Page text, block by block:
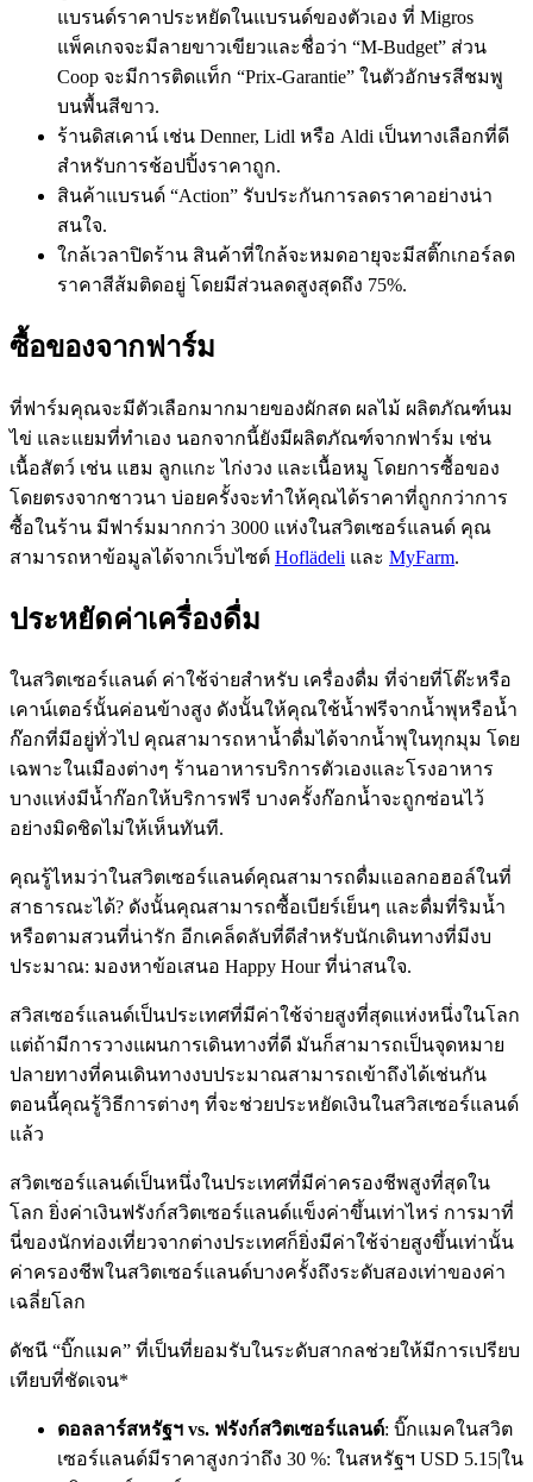
แบรนด์ราคาประหยัดในแบรนด์ของตัวเอง ที่ Migros
แพ็คเกจจะมีลายขาวเขียวและชื่อว่า “M-Budget” ส่วน
Coop จะมีการติดแท็ก “Prix-Garantie” ในตัวอักษรสีชมพู
บนพื้นสีขาว.
ร้านดิสเคาน์ เช่น Denner, Lidl หรือ Aldi เป็นทางเลือกที่ดี
สำหรับการช้อปปิ้งราคาถูก.
สินค้าแบรนด์ “Action” รับประกันการลดราคาอย่างน่า
สนใจ.
ใกล้เวลาปิดร้าน สินค้าที่ใกล้จะหมดอายุจะมีสติ๊กเกอร์ลด
ราคาสีส้มติดอยู่ โดยมีส่วนลดสูงสุดถึง 75%.
ซื้อของจากฟาร์ม
ที่ฟาร์มคุณจะมีตัวเลือกมากมายของผักสด ผลไม้ ผลิตภัณฑ์นม
ไข่ และแยมที่ทำเอง นอกจากนี้ยังมีผลิตภัณฑ์จากฟาร์ม เช่น
เนื้อสัตว์ เช่น แฮม ลูกแกะ ไก่งวง และเนื้อหมู โดยการซื้อของ
โดยตรงจากชาวนา บ่อยครั้งจะทำให้คุณได้ราคาที่ถูกกว่าการ
ซื้อในร้าน มีฟาร์มมากกว่า 3000 แห่งในสวิตเซอร์แลนด์ คุณ
สามารถหาข้อมูลได้จากเว็บไซต์ Hoflädeli และ MyFarm.
ประหยัดค่าเครื่องดื่ม
ในสวิตเซอร์แลนด์ ค่าใช้จ่ายสำหรับ เครื่องดื่ม ที่จ่ายที่โต๊ะหรือ
เคาน์เตอร์นั้นค่อนข้างสูง ดังนั้นให้คุณใช้น้ำฟรีจากน้ำพุหรือน้ำ
ก๊อกที่มีอยู่ทั่วไป คุณสามารถหาน้ำดื่มได้จากน้ำพุในทุกมุม โดย
เฉพาะในเมืองต่างๆ ร้านอาหารบริการตัวเองและโรงอาหาร
บางแห่งมีน้ำก๊อกให้บริการฟรี บางครั้งก๊อกน้ำจะถูกซ่อนไว้
อย่างมิดชิดไม่ให้เห็นทันที.
คุณรู้ไหมว่าในสวิตเซอร์แลนด์คุณสามารถดื่มแอลกอฮอล์ในที่
สาธารณะได้? ดังนั้นคุณสามารถซื้อเบียร์เย็นๆ และดื่มที่ริมน้ำ
หรือตามสวนที่น่ารัก อีกเคล็ดลับที่ดีสำหรับนักเดินทางที่มีงบ
ประมาณ: มองหาข้อเสนอ Happy Hour ที่น่าสนใจ.
สวิสเซอร์แลนด์เป็นประเทศที่มีค่าใช้จ่ายสูงที่สุดแห่งหนึ่งในโลก
แต่ถ้ามีการวางแผนการเดินทางที่ดี มันก็สามารถเป็นจุดหมาย
ปลายทางที่คนเดินทางงบประมาณสามารถเข้าถึงได้เช่นกัน
ตอนนี้คุณรู้วิธีการต่างๆ ที่จะช่วยประหยัดเงินในสวิสเซอร์แลนด์
แล้ว
สวิตเซอร์แลนด์เป็นหนึ่งในประเทศที่มีค่าครองชีพสูงที่สุดใน
โลก ยิ่งค่าเงินฟรังก์สวิตเซอร์แลนด์แข็งค่าขึ้นเท่าไหร่ การมาที่
นี่ของนักท่องเที่ยวจากต่างประเทศก็ยิ่งมีค่าใช้จ่ายสูงขึ้นเท่านั้น
ค่าครองชีพในสวิตเซอร์แลนด์บางครั้งถึงระดับสองเท่าของค่า
เฉลี่ยโลก
ดัชนี “บิ๊กแมค” ที่เป็นที่ยอมรับในระดับสากลช่วยให้มีการเปรียบ
เทียบที่ชัดเจน*
ดอลลาร์สหรัฐฯ vs. ฟรังก์สวิตเซอร์แลนด์: บิ๊กแมคในสวิต
เซอร์แลนด์มีราคาสูงกว่าถึง 30 %: ในสหรัฐฯ USD 5.15|ใน